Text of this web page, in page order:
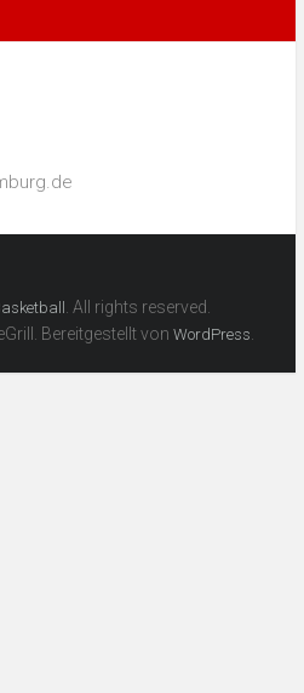
. All rights reserved.
Bereitgestellt von WordPress